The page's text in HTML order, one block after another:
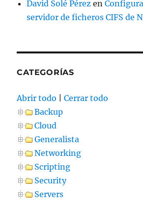
David Solé Pérez en
servidor de ficheros CIFS de
CATEGORÍAS
Abrir todo |Cerrar todo
Backup
Cloud
Generalista
Networking
Scripting
Security
Servers